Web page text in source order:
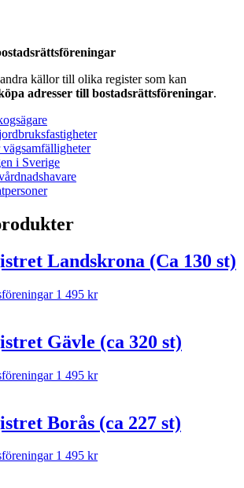
källor till olika register som kan
adresser till bostadsrättsföreningar.
vägsamfälligheter
i Sverige
Landskrona (Ca 130 st)
1 495 kr
Gävle (ca 320 st)
1 495 kr
Borås (ca 227 st)
1 495 kr